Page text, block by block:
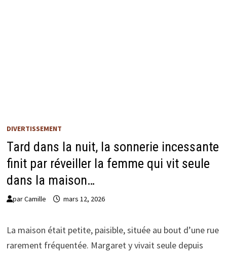
DIVERTISSEMENT
Tard dans la nuit, la sonnerie incessante
finit par réveiller la femme qui vit seule
dans la maison…
parCamille mars 12, 2026
La maison était petite, paisible, située au bout d’une rue
rarement fréquentée. Margaret y vivait seule depuis